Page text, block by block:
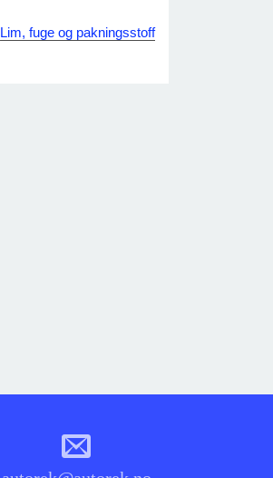
Lim, fuge og pakningsstoff